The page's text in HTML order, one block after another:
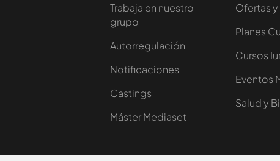
Trabaja en nuestro
grupo
Autorregulación
Notificaciones
Castings
Máster Mediaset
Ofertas
Planes
Cursos
Eventos
Salud y